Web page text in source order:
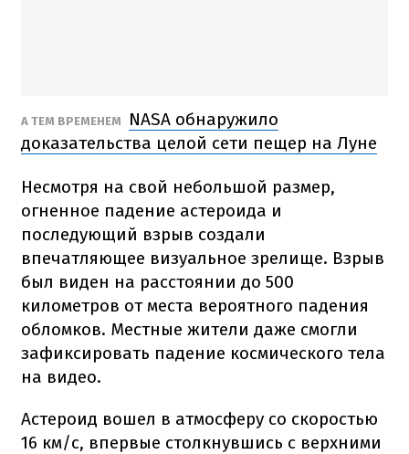
А ТЕМ ВРЕМЕНЕМ
NASA обнаружило
доказательства целой сети пещер на Луне
Несмотря на свой небольшой размер,
огненное падение астероида и
последующий взрыв создали
впечатляющее визуальное зрелище. Взрыв
был виден на расстоянии до 500
километров от места вероятного падения
обломков. Местные жители даже смогли
зафиксировать падение космического тела
на видео.
Астероид вошел в атмосферу со скоростью
16 км/с, впервые столкнувшись с верхними